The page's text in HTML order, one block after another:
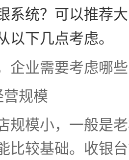
系统？可以推荐
以下几点考虑。
业需要考虑哪些
规模
模小，一般是老
比较基础。收银